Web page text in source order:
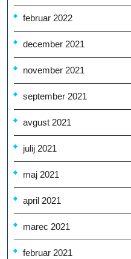
februar 2022
december 2021
november 2021
september 2021
avgust 2021
julij 2021
maj 2021
april 2021
marec 2021
februar 2021